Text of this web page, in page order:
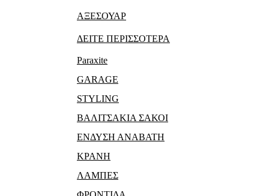
ΑΞΕΣΟΥΑΡ
ΔΕΙΤΕ ΠΕΡΙΣΣΟΤΕΡΑ
Paraxite
GARAGE
STYLING
ΒΑΛΙΤΣΑΚΙΑ ΣΑΚΟΙ
ΕΝΔΥΣΗ ΑΝΑΒΑΤΗ
ΚΡΑΝΗ
ΛΑΜΠΕΣ